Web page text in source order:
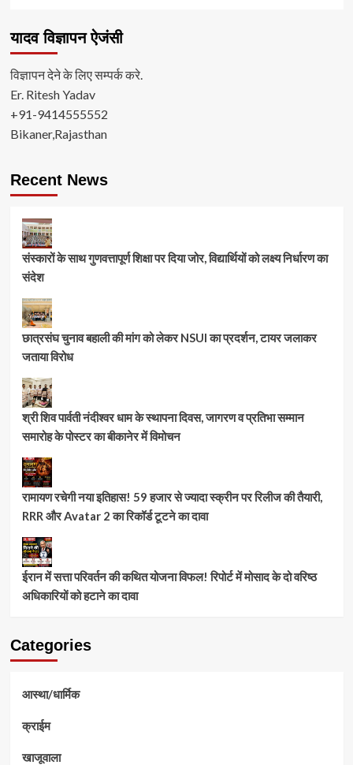
यादव विज्ञापन ऐजंसी
विज्ञापन देने के लिए सम्पर्क करे.
Er. Ritesh Yadav
+91-9414555552
Bikaner,Rajasthan
Recent News
संस्कारों के साथ गुणवत्तापूर्ण शिक्षा पर दिया जोर, विद्यार्थियों को लक्ष्य निर्धारण का
संदेश
छात्रसंघ चुनाव बहाली की मांग को लेकर NSUI का प्रदर्शन, टायर जलाकर
जताया विरोध
श्री शिव पार्वती नंदीश्वर धाम के स्थापना दिवस, जागरण व प्रतिभा सम्मान
समारोह के पोस्टर का बीकानेर में विमोचन
रामायण रचेगी नया इतिहास! 59 हजार से ज्यादा स्क्रीन पर रिलीज की तैयारी,
RRR और Avatar 2 का रिकॉर्ड टूटने का दावा
ईरान में सत्ता परिवर्तन की कथित योजना विफल! रिपोर्ट में मोसाद के दो वरिष्ठ
अधिकारियों को हटाने का दावा
Categories
आस्था/धार्मिक
क्राईम
खाजूवाला